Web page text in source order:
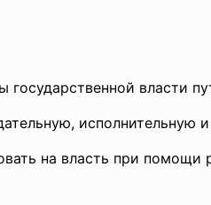
государственной власти
исполнительную
на власть при помощи